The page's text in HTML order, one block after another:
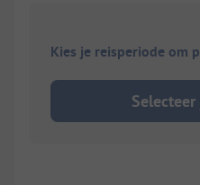
Kies je reisperiode om